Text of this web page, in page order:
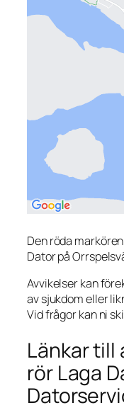
Den röda
Dator på
Avvikelser kan
av sjukdom eller
Vid frågor kan ni
Länkar till
rör Laga